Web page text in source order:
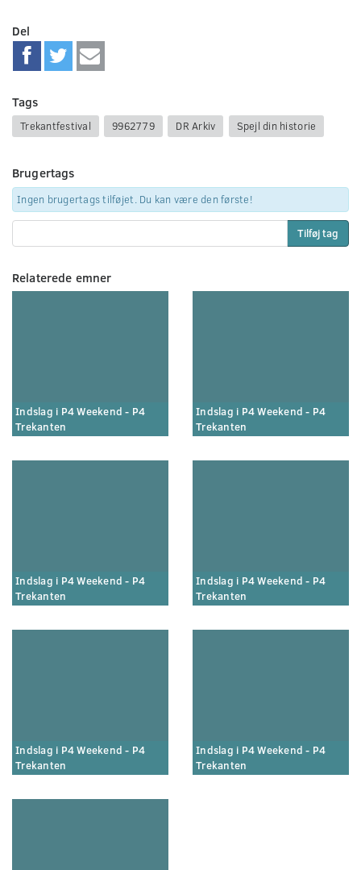
Del
Tags
Trekantfestival 9962779 DR Arkiv Spejl din historie
Brugertags
Ingen brugertags tilføjet. Du kan være den første!
Tilføj tag
Relaterede emner
Indslag i P4 Weekend - P4
Trekanten
Indslag i P4 Weekend - P4
Trekanten
Indslag i P4 Weekend - P4
Trekanten
Indslag i P4 Weekend - P4
Trekanten
Indslag i P4 Weekend - P4
Trekanten
Indslag i P4 Weekend - P4
Trekanten